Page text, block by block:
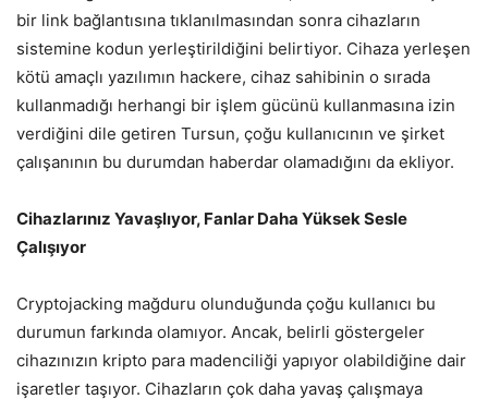
bir link bağlantısına tıklanılmasından sonra cihazların
sistemine kodun yerleştirildiğini belirtiyor. Cihaza yerleşen
kötü amaçlı yazılımın hackere, cihaz sahibinin o sırada
kullanmadığı herhangi bir işlem gücünü kullanmasına izin
verdiğini dile getiren Tursun, çoğu kullanıcının ve şirket
çalışanının bu durumdan haberdar olamadığını da ekliyor.
Cihazlarınız Yavaşlıyor, Fanlar Daha Yüksek Sesle
Çalışıyor
Cryptojacking mağduru olunduğunda çoğu kullanıcı bu
durumun farkında olamıyor. Ancak, belirli göstergeler
cihazınızın kripto para madenciliği yapıyor olabildiğine dair
işaretler taşıyor. Cihazların çok daha yavaş çalışmaya